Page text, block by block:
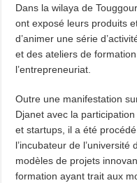
Dans la wilaya de
ont exposé leurs produits
d’animer une série
et des ateliers de
l’entrepreneuriat.
Outre une manifestation
Djanet avec la
et startups, il a été
l’incubateur de
modèles de projets
formation ayant trait aux